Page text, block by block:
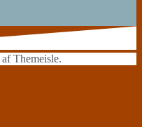
af Themeisle.